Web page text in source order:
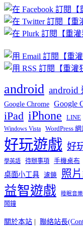
章
分
類
android android
Google Chrome Google
iPad iPhone LINE
Windows Vista WordPress
好玩遊戲 好
學英語 待辦事項 手機桌布
桌面小工具 濾鏡 照
益智遊戲 睡眠音樂
鬧鐘
關於本站 | 聯絡站長